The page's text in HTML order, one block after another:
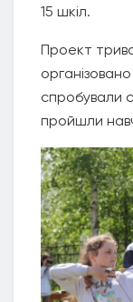
15 шкіл.
Проект
спробували
пройшли